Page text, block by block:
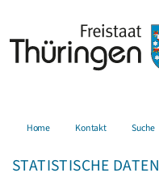
Home Kontakt Suche
STATISTISCHE DATEN